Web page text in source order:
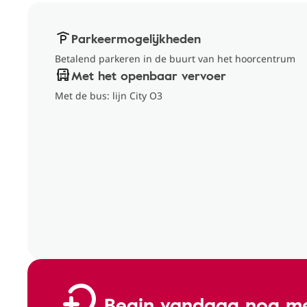
Parkeermogelijkheden
Betalend parkeren in de buurt van het hoorcentrum
Met het openbaar vervoer
Met de bus: lijn City O3